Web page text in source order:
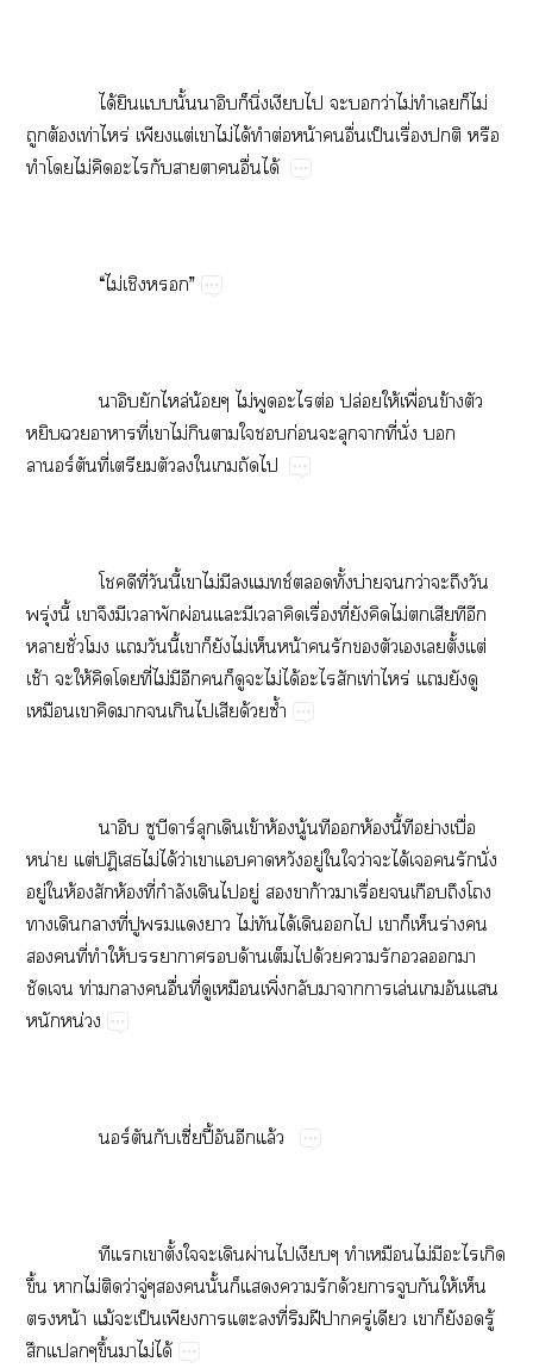
​ ​ได้​​​ั้​​ิ่​​​​​ว่​ไม่​​​​ไม่​
​ต้​ท่​ร่​​ต่​​ไม่​ได้​​ต่​น้​​ื่​ป็​ื่​​​
​​ไม่​​​​​​​ื่​ได้
​ ​“​ไม่​​”
​ ​​ล่​น้​ไม่​​​ต่​ปล่​ให้​ื่​ข้​​
​​​ี่​​ไม่​​​​​ก่​​​​ี่​ั่​​
ร์​ี่​​​​​​​​
​ ​​​ี่​​ี้​​ไม่​​ช์​ั้​บ่​​ว่​​​​
ุ่​ี้​​​​​​ผ่​​​​​ื่​ี่​​​ไม่​​​​​
​ั่​​​​ี้​​​​ไม่​​น้​​​​​​​ั้​ต่​
ช้​​ให้​​​ี่​ไม่​​​​​​​ไม่​ได้​​​ท่​ร่​​​​
​​​​​​​​ด้​ซ้ำ
​ ​​​ร์​​ข้​ห้​ู้​​​ห้​ี้​​ย่​ื่​
น่​ต่​ป​ไม่​ได้​ว่​​​​​ู่​​​ว่​​ได้​​​​ั่​
ู่​​ห้​​ห้​ี่​ำ​​​ู่​​​ก้​​ื่​​​​​
​​​ี่​​​​​ไม่​​ได้​​​​​​​ร่​​
​​ี่​​ให้​​​ด้​​​ด้​​​​​​
​ท่​​ื่​ี่​​​ิ่​​​​​ล่​​​​
​น่
​ ​ร์​ี่ปี้​​​ล้
​ ​​​​ั้​​​​ผ่​​​​​ไม่​​​​
ึ้​​ไม่​​ว่​ู่​​ั้​​​​​ด้​​​​ให้​​
​น้​ม้​​ป็​​​​​ี่​​ฝี​​ู่​​​​​​ู้​
​ึ้​​ไม่​ได้